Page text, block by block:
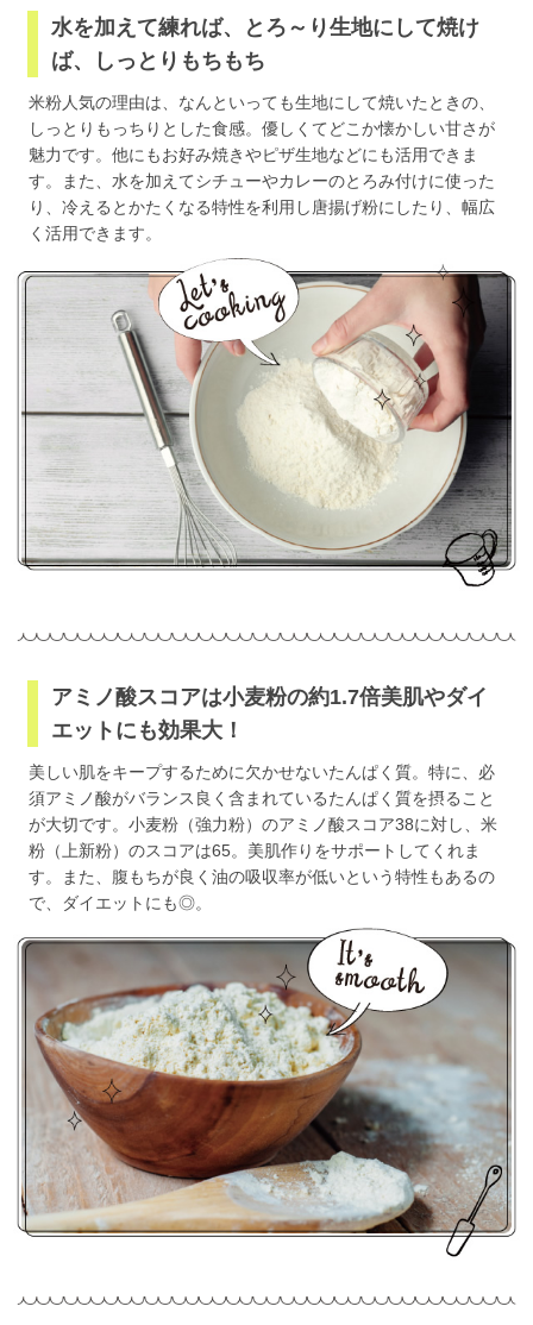
水を加えて練れば、とろ～り生地にして焼け
ば、しっとりもちもち
米粉人気の理由は、なんといっても生地にして焼いたときの、
しっとりもっちりとした食感。優しくてどこか懐かしい甘さが
魅力です。他にもお好み焼きやピザ生地などにも活用できま
す。また、水を加えてシチューやカレーのとろみ付けに使った
り、冷えるとかたくなる特性を利用し唐揚げ粉にしたり、幅広
く活用できます。
アミノ酸スコアは小麦粉の約1.7倍美肌やダイ
エットにも効果大！
美しい肌をキープするために欠かせないたんぱく質。特に、必
須アミノ酸がバランス良く含まれているたんぱく質を摂ること
が大切です。小麦粉（強力粉）のアミノ酸スコア38に対し、米
粉（上新粉）のスコアは65。美肌作りをサポートしてくれま
す。また、腹もちが良く油の吸収率が低いという特性もあるの
で、ダイエットにも◎。